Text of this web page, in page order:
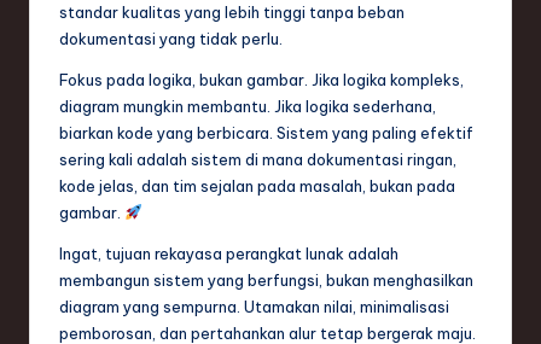
standar kualitas yang lebih tinggi tanpa beban
dokumentasi yang tidak perlu.
Fokus pada logika, bukan gambar. Jika logika kompleks,
diagram mungkin membantu. Jika logika sederhana,
biarkan kode yang berbicara. Sistem yang paling efektif
sering kali adalah sistem di mana dokumentasi ringan,
kode jelas, dan tim sejalan pada masalah, bukan pada
gambar.
Ingat, tujuan rekayasa perangkat lunak adalah
membangun sistem yang berfungsi, bukan menghasilkan
diagram yang sempurna. Utamakan nilai, minimalisasi
pemborosan, dan pertahankan alur tetap bergerak maju.